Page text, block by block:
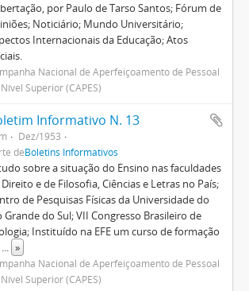
por Paulo de Tarso Santos; Fórum de
Noticiário; Mundo Universitário;
Internacionais da Educação; Atos
Nacional de Aperfeiçoamento de Pessoal
Superior (CAPES)
Informativo N. 13
Dez/1953
deBoletins Informativos
sobre a situação do Ensino nas faculdades
e de Filosofia, Ciências e Letras no País;
de Pesquisas Físicas da Universidade do
Grande do Sul; VII Congresso Brasileiro de
Instituído na EFE um curso de formação
... »
Nacional de Aperfeiçoamento de Pessoal
Superior (CAPES)